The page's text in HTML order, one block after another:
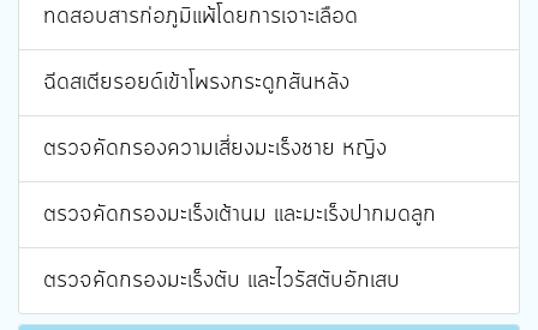
ทดสอบสารก่อภูมิแพ้โดยการเจาะเลือด
ฉีดสเตียรอยด์เข้าโพรงกระดูกสันหลัง
ตรวจคัดกรองความเสี่ยงมะเร็งชาย หญิง
ตรวจคัดกรองมะเร็งเต้านม และมะเร็งปากมดลูก
ตรวจคัดกรองมะเร็งตับ และไวรัสตับอักเสบ